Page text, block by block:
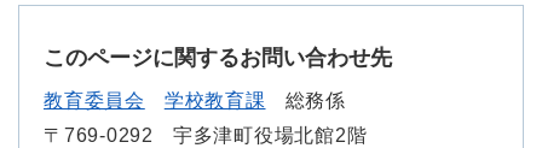
このページに関するお問い合わせ先
教育委員会 学校教育課
総務係
〒769-0292
宇多津町役場北館2階